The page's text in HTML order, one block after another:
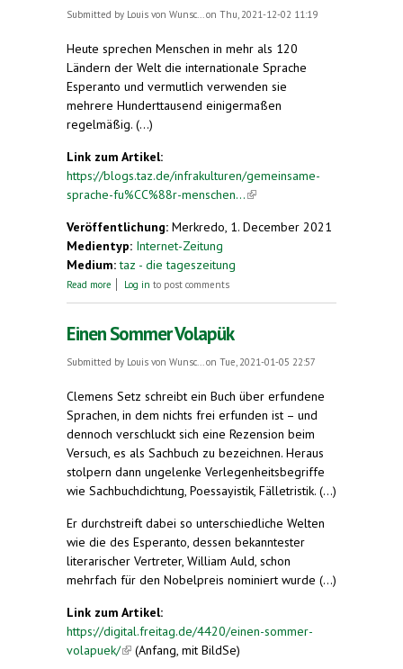
Submitted by Louis von Wunsc...on Thu, 2021-12-02 11:19
Heute sprechen Menschen in mehr als 120
Ländern der Welt die internationale Sprache
Esperanto und vermutlich verwenden sie
mehrere Hunderttausend einigermaßen
regelmäßig. (...)
Link zum Artikel:
https://blogs.taz.de/infrakulturen/gemeinsame-
sprache-fu%CC%88r-menschen...(link is external)
Veröffentlichung: Merkredo, 1. December 2021
Medientyp: Internet-Zeitung
Medium:taz - die tageszeitung
Read more about Gemeinsame Sprache für Menschen aus aller
Log in to post comments
Einen Sommer Volapük
Submitted by Louis von Wunsc...on Tue, 2021-01-05 22:57
Clemens Setz schreibt ein Buch über erfundene
Sprachen, in dem nichts frei erfunden ist – und
dennoch verschluckt sich eine Rezension beim
Versuch, es als Sachbuch zu bezeichnen. Heraus
stolpern dann ungelenke Verlegenheitsbegriffe
wie Sachbuchdichtung, Poessayistik, Fälletristik. (...)
Er durchstreift dabei so unterschiedliche Welten
wie die des Esperanto, dessen bekanntester
literarischer Vertreter, William Auld, schon
mehrfach für den Nobelpreis nominiert wurde (...)
Link zum Artikel:
https://digital.freitag.de/4420/einen-sommer-
volapuek/(link is external)
(Anfang, mit BildSe)